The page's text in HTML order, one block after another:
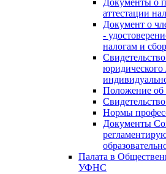
Документы о
аттестации
Документ о
-
налогам и
юридического
Положение об
Нормы
Документы
Палата в
УФНС